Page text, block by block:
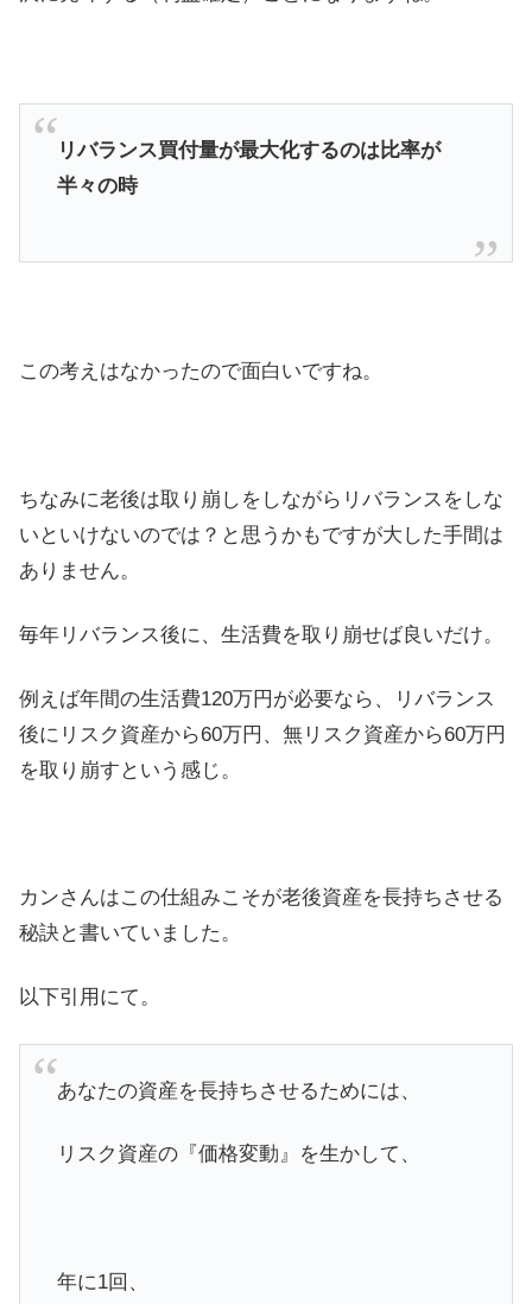
リバランス買付量が最大化するのは比率が
半々の時
この考えはなかったので面白いですね。
ちなみに老後は取り崩しをしながらリバランスをしな
いといけないのでは？と思うかもですが大した手間は
ありません。
毎年リバランス後に、生活費を取り崩せば良いだけ。
例えば年間の生活費120万円が必要なら、リバランス
後にリスク資産から60万円、無リスク資産から60万円
を取り崩すという感じ。
カンさんはこの仕組みこそが老後資産を長持ちさせる
秘訣と書いていました。
以下引用にて。
あなたの資産を長持ちさせるためには、
リスク資産の『価格変動』を生かして、
年に1回、